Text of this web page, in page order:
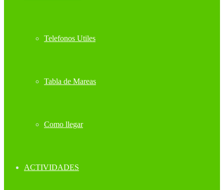
Telefonos Utiles
Tabla de Mareas
Como llegar
ACTIVIDADES